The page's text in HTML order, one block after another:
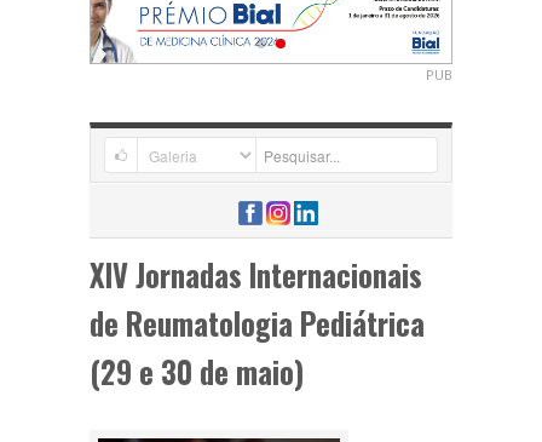
PUB
XIV Jornadas Internacionais
de Reumatologia Pediátrica
(29 e 30 de maio)